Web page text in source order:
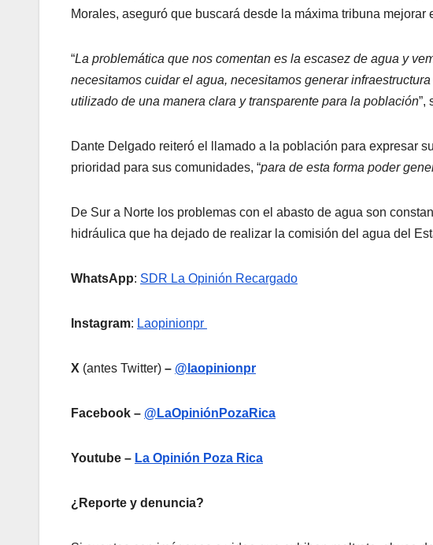
Morales, aseguró que buscará desde la máxima tribuna mejorar
“La problemática que nos comentan es la escasez de agua y
necesitamos cuidar el agua, necesitamos generar
utilizado de una manera clara y transparente para la población”,
Dante Delgado reiteró el llamado a la población para expresar
prioridad para sus comunidades, “para de esta forma poder
De Sur a Norte los problemas con el abasto de agua son
hidráulica que ha dejado de realizar la comisión del agua del
WhatsApp: SDR La Opinión Recargado
Instagram: Laopinionpr
X (antes Twitter) – @laopinionpr
Facebook – @LaOpiniónPozaRica
Youtube – La Opinión Poza Rica
¿Reporte y denuncia?